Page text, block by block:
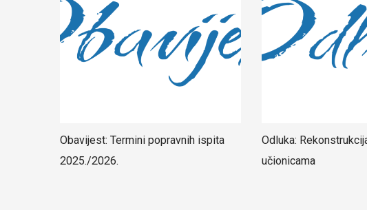
Obavijest: Termini popravnih ispita
2025./2026.
Odluka:
učionicama